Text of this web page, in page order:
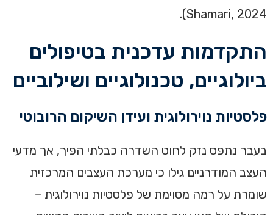
Shamari, 2024).
התקדמות עדכנית בטיפולים
ביולוגיים, טכנולוגיים ושילוביים
פלסטיות נוירולוגית ועידן השיקום הרובוטי
בעבר נתפס נזק לחוט השדרה כבלתי הפיך, אך מדעי
העצב המודרניים גילו כי מערכת העצבים המרכזית
שומרת על רמה מסוימת של פלסטיות נוירולוגית –